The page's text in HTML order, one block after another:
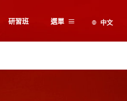
研習班 選單